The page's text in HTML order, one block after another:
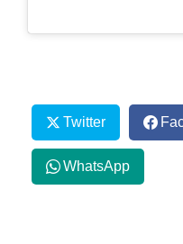
Twitter
WhatsApp